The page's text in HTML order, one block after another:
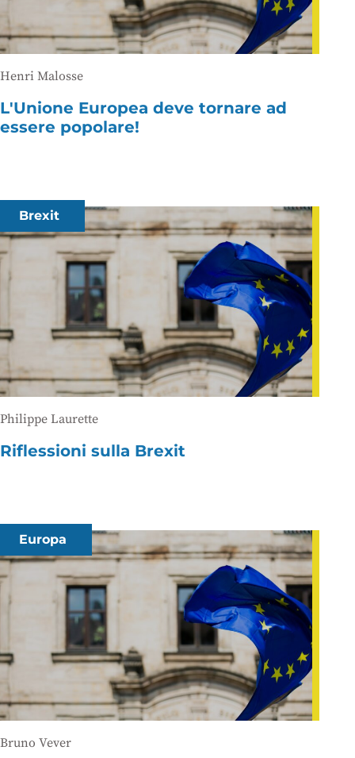
Henri Malosse
L'Unione Europea deve tornare ad
essere popolare!
Brexit
Philippe Laurette
Riflessioni sulla Brexit
Europa
Bruno Vever